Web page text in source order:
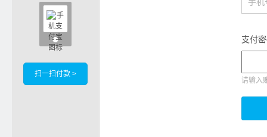

扫一扫付款 >
支付
请输入